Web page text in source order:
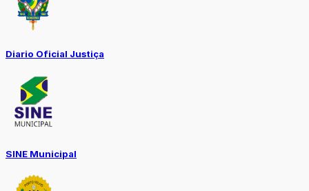
Diario Oficial Justiça
SINE Municipal